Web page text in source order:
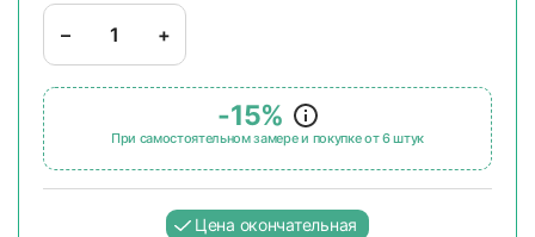
– +
-15%
При самостоятельном замере и покупке от 6 штук
Цена окончательная